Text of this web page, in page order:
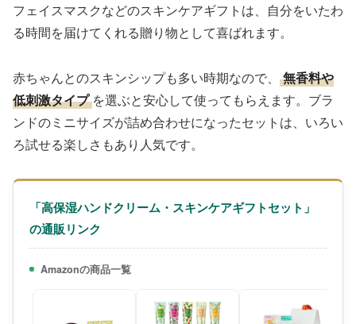
フェイスマスクなどのスキンケアギフトは、自分をいたわ
る時間を届けてくれる贈り物として喜ばれます。
赤ちゃんとのスキンシップも多い時期なので、
無香料や
低刺激タイプ を選ぶと安心して使ってもらえます。ブラ
ンドのミニサイズが詰め合わせになったセットは、いろい
ろ試せる楽しさもあり人気です。
「高保湿ハンドクリーム・スキンケアギフトセット」
の通販リンク
Amazonの商品一覧